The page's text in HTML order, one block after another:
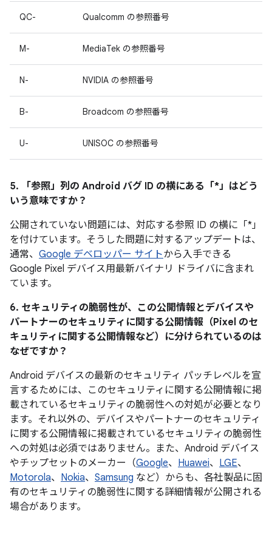
QC- Qualcomm の参照番号
M- MediaTek の参照番号
N- NVIDIA の参照番号
B- Broadcom の参照番号
U- UNISOC の参照番号
5. 「参照」 列の Android バグ ID の横にある「*」はどう
いう意味ですか？
公開されていない問題には、対応する参照 ID の横に「*」
を付けています。そうした問題に対するアップデートは、
通常、 Google デベロッパー サイトから入手できる
Google Pixel デバイス用最新バイナリ ドライバに含まれ
ています。
6. セキュリティの脆弱性が、この公開情報とデバイスや
パートナーのセキュリティに関する公開情報（Pixel のセ
キュリティに関する公開情報など）に分けられているのは
なぜですか？
Android デバイスの最新のセキュリティ パッチレベルを宣
言するためには、このセキュリティに関する公開情報に掲
載されているセキュリティの脆弱性への対処が必要となり
ます。それ以外の、デバイスやパートナーのセキュリティ
に関する公開情報に掲載されているセキュリティの脆弱性
への対処は必須ではありません。また、Android デバイス
やチップセットのメーカー（Google、 Huawei、 LGE、
Motorola、 Nokia、 Samsung など）からも、各社製品に固
有のセキュリティの脆弱性に関する詳細情報が公開される
場合があります。